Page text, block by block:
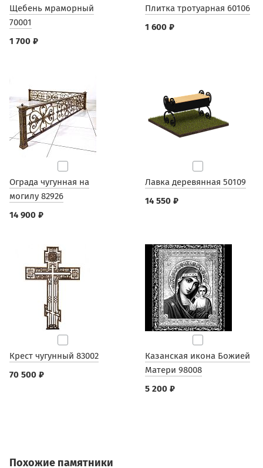
Щебень мраморный
70001
1 700 ₽
Плитка тротуарная 60106
1 600 ₽
Ограда чугунная на
могилу 82926
14 900 ₽
Лавка деревянная 50109
14 550 ₽
Крест чугунный 83002
70 500 ₽
Казанская икона Божией
Матери 98008
5 200 ₽
Похожие памятники